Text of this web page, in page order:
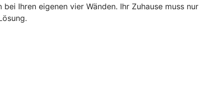
Ihren eigenen vier Wänden. Ihr Zuhause muss nur